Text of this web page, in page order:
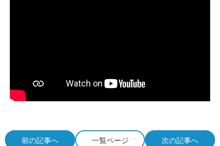
前の記事へ 一覧ページ 次の記事へ